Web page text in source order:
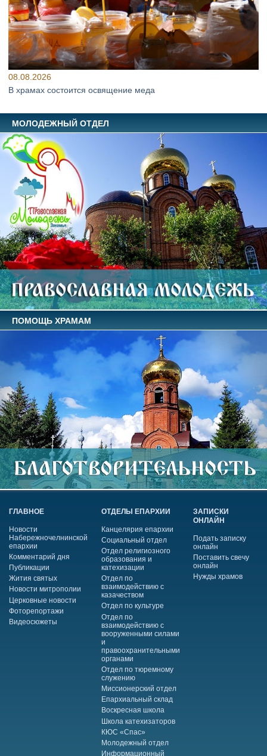
08.08.2026
В храмах состоится освящение меда
МОЛОДЕЖНЫЙ ОТДЕЛ
ПОМОЩЬ ХРАМАМ
ГЛАВНОЕ
Новости
Набережночелнинской
епархии
Комментарий дня
Публикации
Жития святых
Новости митрополии
Церковные новости
Фоторепортажи
Видеосюжеты
ОТДЕЛЫ ЕПАРХИИ
Канцелярия епархии
Социальный отдел
Отдел религиозного
образования и
катехизации
Отдел по
взаимодействию с
казачеством
Отдел по культуре
Отдел по
взаимодействию с
вооруженными силами
и
правоохранительными
органами
Отдел по тюремному
служению
Миссионерский отдел
Епархиальный склад
Воскресная школа
Школа катехизаторов
КЮС «Спас»
Молодежный отдел
Информационный
ЗАПИСКИ
ОНЛАЙН
Подать записку
онлайн
Поставить свечу
онлайн
Нужды храмов